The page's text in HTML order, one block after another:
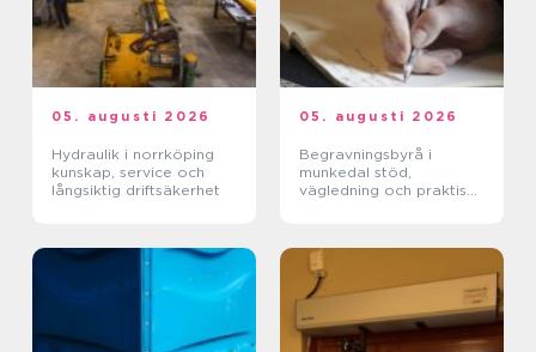
05. augusti 2026
Hydraulik i norrköping
kunskap, service och
långsiktig driftsäkerhet
05. augusti 2026
Begravningsbyrå i
munkedal stöd,
vägledning och praktisk